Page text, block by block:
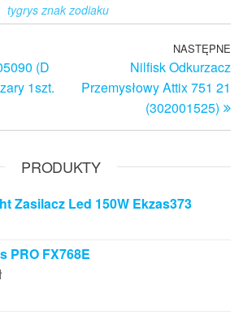
tygrys znak zodiaku
(D
1szt.
NASTĘPNE
Nilfisk Odkurzacz
Przemysłowy Attix 751 21
(302001525)
PRODUKTY
Zasilacz Led 150W Ekzas373
PRO FX768E